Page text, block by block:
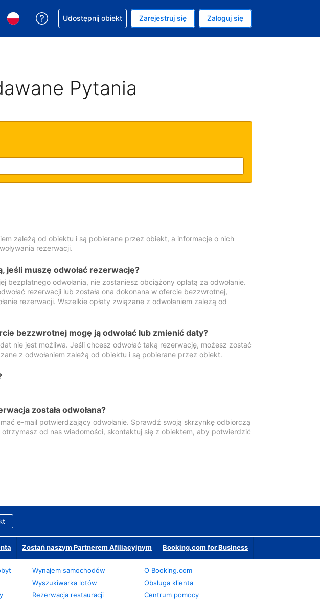
walutę. Wybrana waluta to Złoty polski
Wybierz język. Wybrany język to Polski
Uzyskaj pomoc w sprawie rezerwacji
Udostępnij obiekt Zarejestruj się Zaloguj się
Pytania
zależą od obiektu i są pobierane przez obiekt, a informacje o nich
rezerwacji.
jeśli muszę odwołać rezerwację?
bezpłatnego odwołania, nie zostaniesz obciążony opłatą za odwołanie.
rezerwacji lub została ona dokonana w ofercie bezzwrotnej,
rezerwacji. Wszelkie opłaty związane z odwołaniem zależą od
bezzwrotnej mogę ją odwołać lub zmienić daty?
nie jest możliwa. Jeśli chcesz odwołać taką rezerwację, możesz zostać
z odwołaniem zależą od obiektu i są pobierane przez obiekt.
została odwołana?
e-mail potwierdzający odwołanie. Sprawdź swoją skrzynkę odbiorczą
od nas wiadomości, skontaktuj się z obiektem, aby potwierdzić
Zostań naszym Partnerem Afiliacyjnym Booking.com for Business
Wynajem samochodów
Wyszukiwarka lotów
Rezerwacja restauracji
O Booking.com
Obsługa klienta
Centrum pomocy